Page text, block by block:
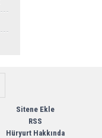
Sitene Ekle
RSS
Hüryurt Hakkında